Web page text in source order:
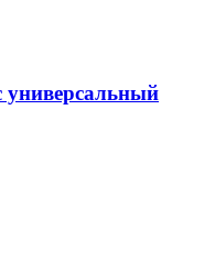
универсальный